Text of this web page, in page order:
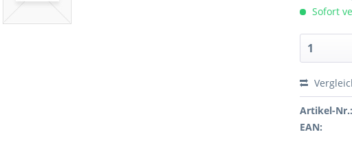
Sofort
Artikel-Nr.:
EAN: